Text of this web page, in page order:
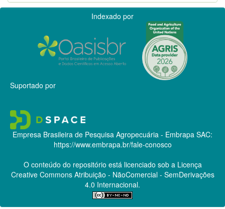
Indexado por
Suportado por
Empresa Brasileira de Pesquisa Agropecuária - Embrapa SAC:
https://www.embrapa.br/fale-conosco
O conteúdo do repositório está licenciado sob a Licença
Creative CommonsAtribuição - NãoComercial - SemDerivações
4.0 Internacional.